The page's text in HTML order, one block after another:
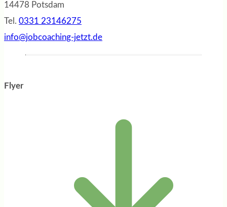
14478 Potsdam
Tel. 0331 23146275
info@jobcoaching-jetzt.de
Flyer